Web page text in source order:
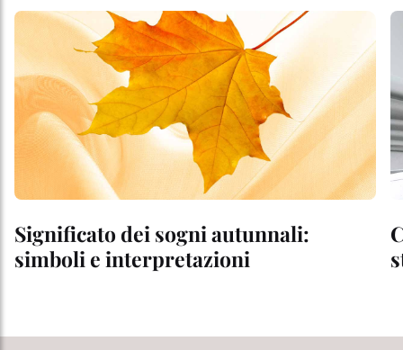
Significato dei sogni autunnali:
simboli e interpretazioni